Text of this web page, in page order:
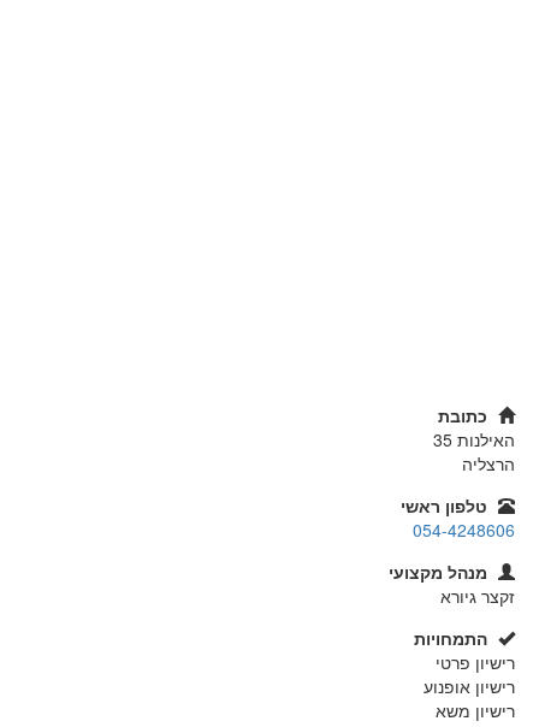
כתובת
האילנות 35
הרצליה
טלפון ראשי
054-4248606
מנהל מקצועי
זקצר גיורא
התמחויות
רישיון פרטי
רישיון אופנוע
רישיון משא